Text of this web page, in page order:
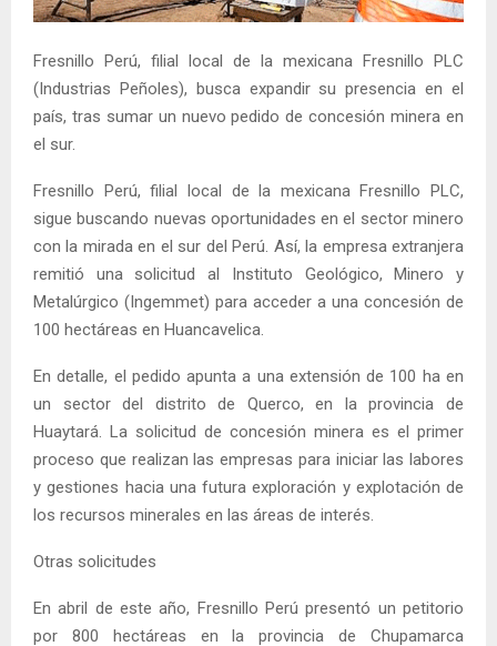
Fresnillo Perú, filial local de la mexicana Fresnillo PLC
(Industrias Peñoles), busca expandir su presencia en el
país, tras sumar un nuevo pedido de concesión minera en
el sur.
Fresnillo Perú, filial local de la mexicana Fresnillo PLC,
sigue buscando nuevas oportunidades en el sector minero
con la mirada en el sur del Perú. Así, la empresa extranjera
remitió una solicitud al Instituto Geológico, Minero y
Metalúrgico (Ingemmet) para acceder a una concesión de
100 hectáreas en Huancavelica.
En detalle, el pedido apunta a una extensión de 100 ha en
un sector del distrito de Querco, en la provincia de
Huaytará. La solicitud de concesión minera es el primer
proceso que realizan las empresas para iniciar las labores
y gestiones hacia una futura exploración y explotación de
los recursos minerales en las áreas de interés.
Otras solicitudes
En abril de este año, Fresnillo Perú presentó un petitorio
por 800 hectáreas en la provincia de Chupamarca